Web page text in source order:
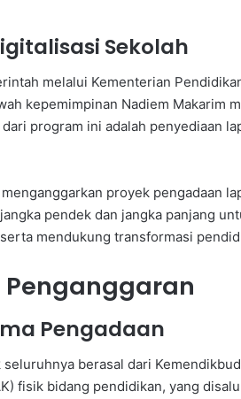
Sekolah
melalui Kementerian
kepemimpinan Nadiem Makarim
program ini adalah penyediaan
proyek pengadaan
pendek dan jangka panjang
mendukung transformasi
Penganggaran
Pengadaan
berasal dari
fisik bidang pendidikan, yang